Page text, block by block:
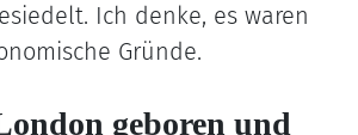
Ich denke, es waren
Gründe.
geboren und